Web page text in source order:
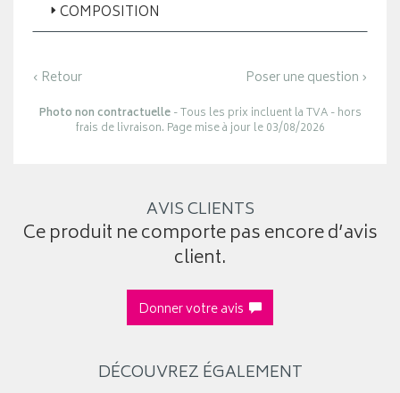
COMPOSITION
‹ Retour Poser une question ›
Photo non contractuelle- Tous les prix incluent la TVA - hors
frais de livraison. Page mise à jour le 03/08/2026
AVIS CLIENTS
Ce produit ne comporte pas encore d’avis
client.
Donner votre avis
DÉCOUVREZ ÉGALEMENT